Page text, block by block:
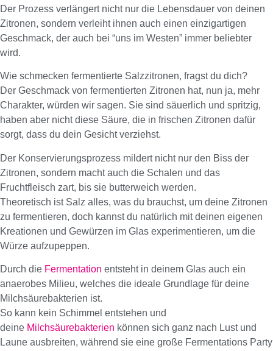
Der Prozess verlängert nicht nur die Lebensdauer von deinen
Zitronen, sondern verleiht ihnen auch einen einzigartigen
Geschmack, der auch bei “uns im Westen” immer beliebter
wird.
Wie schmecken fermentierte Salzzitronen, fragst du dich?
Der Geschmack von fermentierten Zitronen hat, nun ja, mehr
Charakter, würden wir sagen. Sie sind säuerlich und spritzig,
haben aber nicht diese Säure, die in frischen Zitronen dafür
sorgt, dass du dein Gesicht verziehst.
Der Konservierungsprozess mildert nicht nur den Biss der
Zitronen, sondern macht auch die Schalen und das
Fruchtfleisch zart, bis sie butterweich werden.
Theoretisch ist Salz alles, was du brauchst, um deine Zitronen
zu fermentieren, doch kannst du natürlich mit deinen eigenen
Kreationen und Gewürzen im Glas experimentieren, um die
Würze aufzupeppen.
Durch die Fermentation entsteht in deinem Glas auch ein
anaerobes Milieu, welches die ideale Grundlage für deine
Milchsäurebakterien ist.
So kann kein Schimmel entstehen und
deine Milchsäurebakterien können sich ganz nach Lust und
Laune ausbreiten, während sie eine große Fermentations Party